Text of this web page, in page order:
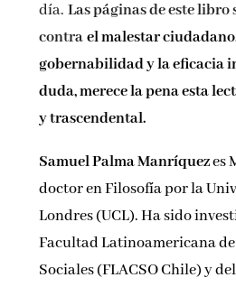
día.Las páginas de este libro
contrael malestar
gobernabilidad y la eficacia
duda, merece la pena esta
y trascendental.
Samuel Palma Manríquezes
doctor en Filosofía por la
Londres (UCL). Ha sido
Facultad Latinoamericana
Sociales (FLACSO Chile) y